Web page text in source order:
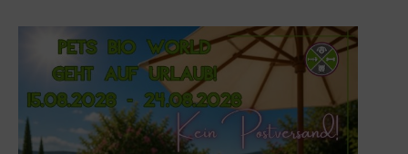
Shop
Ernährungsberatung!
Startseite